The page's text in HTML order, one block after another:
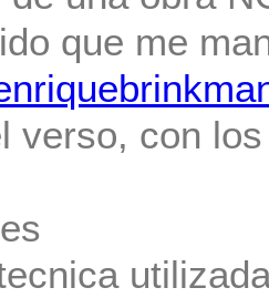
que me
verso, con